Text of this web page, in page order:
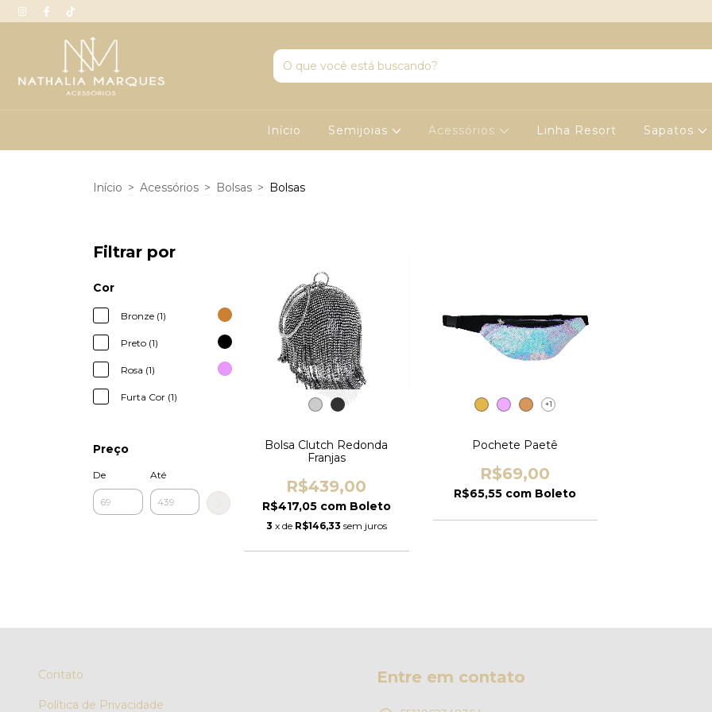
Início Semijoias Acessórios Linha Resort Sapatos
Início > Acessórios > Bolsas > Bolsas
Filtrar por
Cor
Bronze (1)
Preto (1)
Rosa (1)
Furta Cor (1)
Preço
De Até
Bolsa Clutch Redonda
Franjas
R$439,00
R$417,05 com Boleto
3 x de R$146,33 sem juros
+1
Pochete Paetê
R$69,00
R$65,55 com Boleto
Contato
Política de Privacidade
Entre em contato